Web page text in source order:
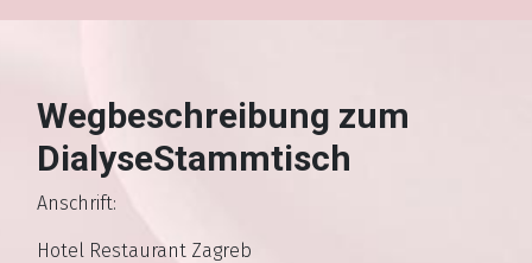
Wegbeschreibung zum
DialyseStammtisch
Anschrift:
Hotel Restaurant Zagreb